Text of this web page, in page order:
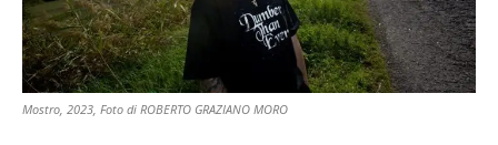
Mostro, 2023, Foto di ROBERTO GRAZIANO MORO